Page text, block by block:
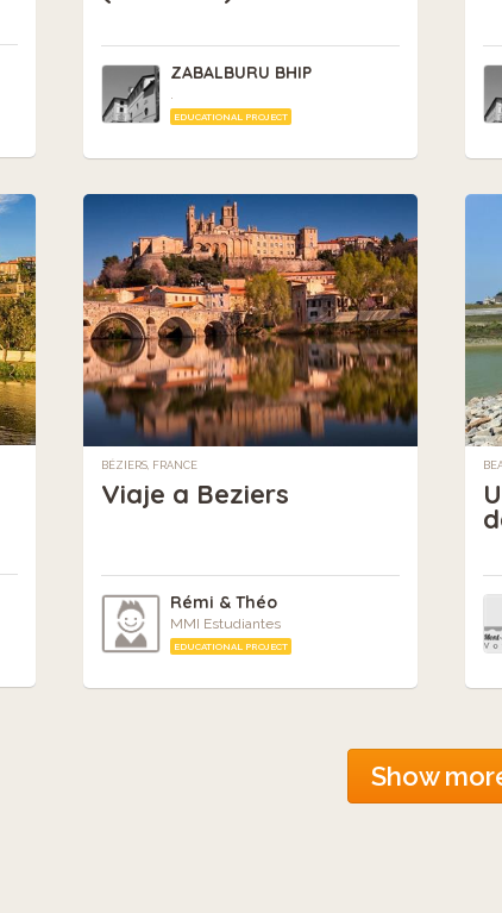
ZABALBURU BHIP
.
EDUCATIONAL PROJECT
BÉZIERS, FRANCE
Viaje a Beziers
Rémi & Théo
MMI Estudiantes
EDUCATIONAL PROJECT
Show